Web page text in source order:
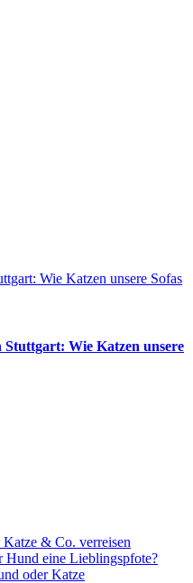
Wie Katzen unsere Sofas
Wie Katzen unsere
& Co. verreisen
Hund eine Lieblingspfote?
oder Katze